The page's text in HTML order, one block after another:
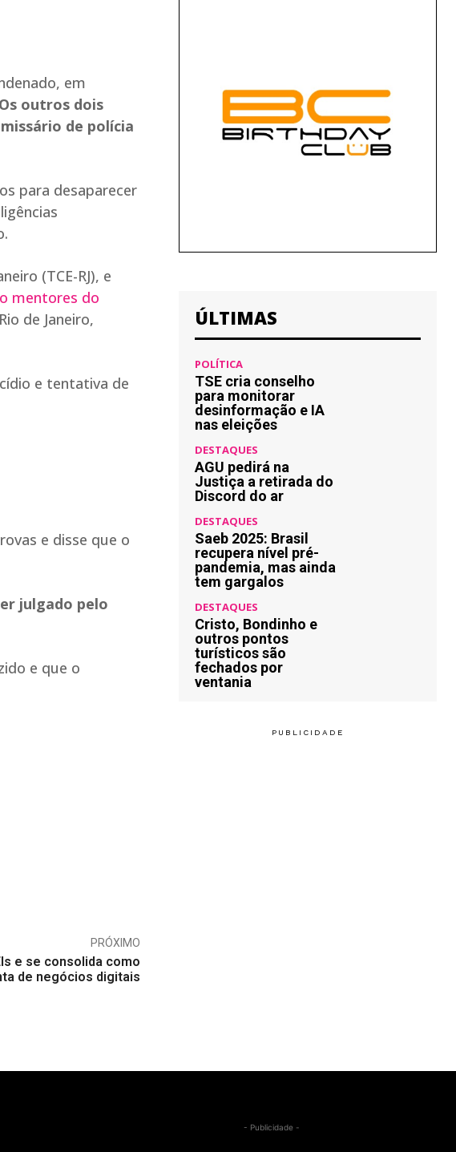
em
Os outros dois
de polícia
para desaparecer
(TCE-RJ), e
mentores do
de Janeiro,
e tentativa de
e disse que o
julgado pelo
e que o
PRÓXIMO
e se consolida como
de negócios digitais
ÚLTIMAS
POLÍTICA
TSE cria conselho
para monitorar
desinformação e IA
nas eleições
DESTAQUES
AGU pedirá na
Justiça a retirada do
Discord do ar
DESTAQUES
Saeb 2025: Brasil
recupera nível pré-
pandemia, mas ainda
tem gargalos
DESTAQUES
Cristo, Bondinho e
outros pontos
turísticos são
fechados por
ventania
- Publicidade -